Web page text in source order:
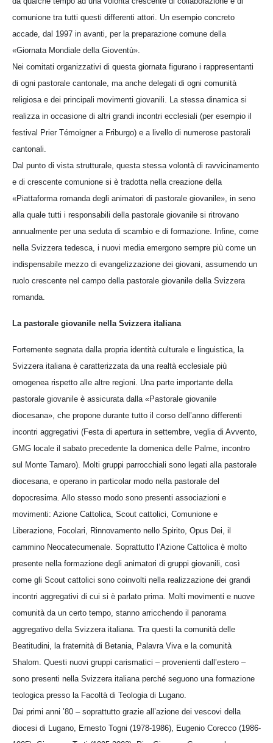
comunione tra tutti questi differenti attori. Un esempio concreto
accade, dal 1997 in avanti, per la preparazione comune della
«Giornata Mondiale della Gioventù».
Nei comitati organizzativi di questa giornata figurano i rappresentanti
di ogni pastorale cantonale, ma anche delegati di ogni comunità
religiosa e dei principali movimenti giovanili. La stessa dinamica si
realizza in occasione di altri grandi incontri ecclesiali (per esempio il
festival Prier Témoigner a Friburgo) e a livello di numerose pastorali
cantonali.
Dal punto di vista strutturale, questa stessa volontà di ravvicinamento
e di crescente comunione si è tradotta nella creazione della
«Piattaforma romanda degli animatori di pastorale giovanile», in seno
alla quale tutti i responsabili della pastorale giovanile si ritrovano
annualmente per una seduta di scambio e di formazione. Infine, come
nella Svizzera tedesca, i nuovi media emergono sempre più come un
indispensabile mezzo di evangelizzazione dei giovani, assumendo un
ruolo crescente nel campo della pastorale giovanile della Svizzera
romanda.
La pastorale giovanile nella Svizzera italiana
Fortemente segnata dalla propria identità culturale e linguistica, la
Svizzera italiana è caratterizzata da una realtà ecclesiale più
omogenea rispetto alle altre regioni. Una parte importante della
pastorale giovanile è assicurata dalla «Pastorale giovanile
diocesana», che propone durante tutto il corso dell’anno differenti
incontri aggregativi (Festa di apertura in settembre, veglia di Avvento,
GMG locale il sabato precedente la domenica delle Palme, incontro
sul Monte Tamaro). Molti gruppi parrocchiali sono legati alla pastorale
diocesana, e operano in particolar modo nella pastorale del
dopocresima. Allo stesso modo sono presenti associazioni e
movimenti: Azione Cattolica, Scout cattolici, Comunione e
Liberazione, Focolari, Rinnovamento nello Spirito, Opus Dei, il
cammino Neocatecumenale. Soprattutto l’Azione Cattolica è molto
presente nella formazione degli animatori di gruppi giovanili, così
come gli Scout cattolici sono coinvolti nella realizzazione dei grandi
incontri aggregativi di cui si è parlato prima. Molti movimenti e nuove
comunità da un certo tempo, stanno arricchendo il panorama
aggregativo della Svizzera italiana. Tra questi la comunità delle
Beatitudini, la fraternità di Betania, Palavra Viva e la comunità
Shalom. Questi nuovi gruppi carismatici – provenienti dall’estero –
sono presenti nella Svizzera italiana perché seguono una formazione
teologica presso la Facoltà di Teologia di Lugano.
Dai primi anni ’80 – soprattutto grazie all’azione dei vescovi della
diocesi di Lugano, Ernesto Togni (1978-1986), Eugenio Corecco (1986-